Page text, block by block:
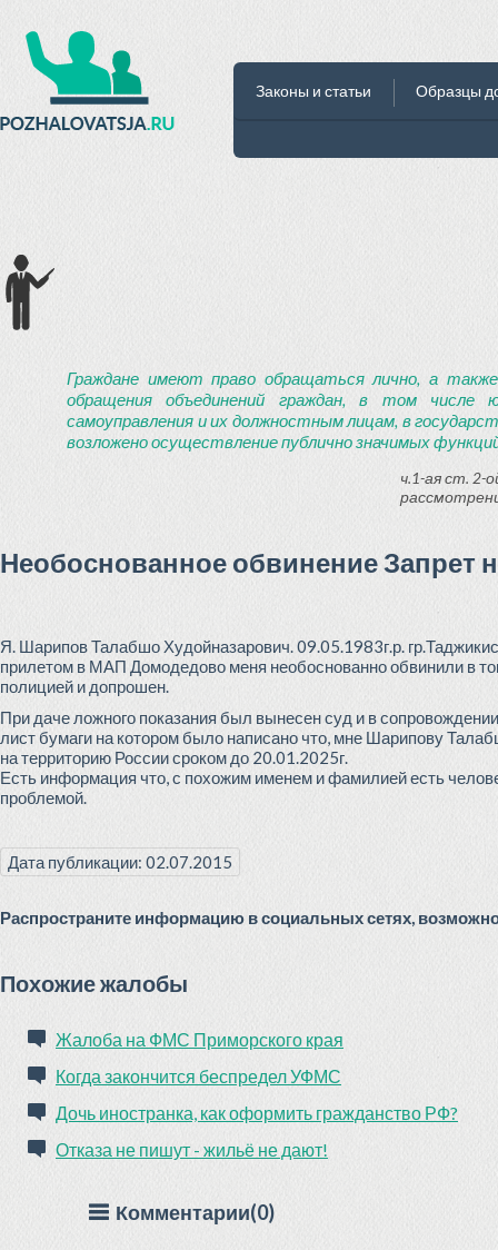
Законы и статьи Образцы
Граждане имеют право обращаться лично, а
обращения объединений граждан, в том числе
самоуправления и их должностным лицам, в
возложено осуществление публично значимых
ч.1-ая ст. 2-
Необоснованное обвинение Запрет
Я. Шарипов Талабшо Худойназарович. 09.05.1983г.р.
прилетом в МАП Домодедово меня необоснованно обвинили в
полицией и допрошен.
При даче ложного показания был вынесен суд и в
лист бумаги на котором было написано что, мне Шарипову
на территорию России сроком до 20.01.2025г.
Есть информация что, с похожим именем и фамилией есть
проблемой.
Дата публикации: 02.07.2015
Распространите информацию в социальных сетях,
Похожие жалобы
Жалоба на ФМС Приморского края
Когда закончится беспредел УФМС
Дочь иностранка, как оформить гражданство РФ?
Отказа не пишут - жильё не дают!
Комментарии(0)